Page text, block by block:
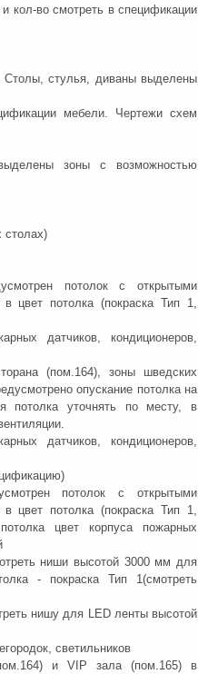
кол-во смотреть в спецификации
Столы, стулья, диваны выделены
мебели. Чертежи схем
зоны с возможностью
столах)
потолок с открытыми
цвет потолка (покраска Тип 1,
датчиков, кондиционеров,
(пом.164), зоны шведских
опускание потолка на
потолка уточнять по месту, в
датчиков, кондиционеров,
потолок с открытыми
цвет потолка (покраска Тип 1,
цвет корпуса пожарных
ниши высотой 3000 мм для
- покраска Тип 1(смотреть
нишу для LED ленты высотой
светильников
и VIP зала (пом.165) в